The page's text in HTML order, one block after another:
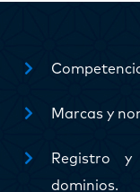
Marcas y
Registro
dominios.